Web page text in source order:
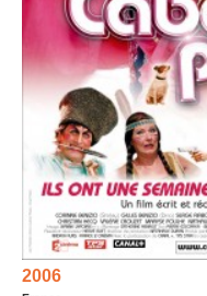
2006